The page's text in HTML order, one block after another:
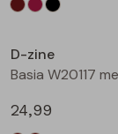
D-zine
24,99